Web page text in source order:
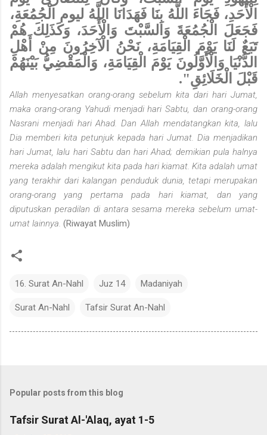
الْأَحَدِ، فَجَاءَ اللَّهُ بِنَا فَهَدَانَا اللَّهُ ليوم
الْجُمُعَةِ،
فَجَعَلَ الْجُمُعَةَ وَالسَّبْتَ وَالْأَحَدَ، وَكَذَلِكَ هُمْ
تَبَعٌ لَنَا يَوْمَ الْقِيَامَةِ، نَحْنُ الْآخِرُونَ مِنْ أَهْلِ
الدُّنْيَا وَالْأَوَّلُونَ يَوْمَ الْقِيَامَةِ، وَالْمَقْضِيُّ بَيْنَهُمْ
قَبْلَ الْخَلَائِقِ".
Allah menyesatkan orang-orang sebelum kita dari hari Jumat,
maka orang-orang Yahudi menjadi hari Sabtu, dan orang-orang
Nasrani menjadi hari Ahad. Dan Allah mendatangkan kita, lalu
Dia memberi kita petunjuk kepada hari Jumat. Dia menjadikan
hari Jumat, lalu hari Sabtu dan hari Ahad; demikian pula halnya
mereka adalah mengikut kita pada hari kiamat. Kita adalah umat
yang terakhir dari kalangan penduduk dunia, tetapi merupakan
orang-orang yang pertama pada hari kiamat, dan yang
diputuskan peradilan di antara sesama mereka sebelum umat-
umat lainnya. (Riwayat Muslim)
16. Surat An-Nahl Juz 14 Madaniyah
Surat An-Nahl Tafsir Surat An-Nahl
Popular posts from this blog
Tafsir Surat Al-'Alaq, ayat 1-5